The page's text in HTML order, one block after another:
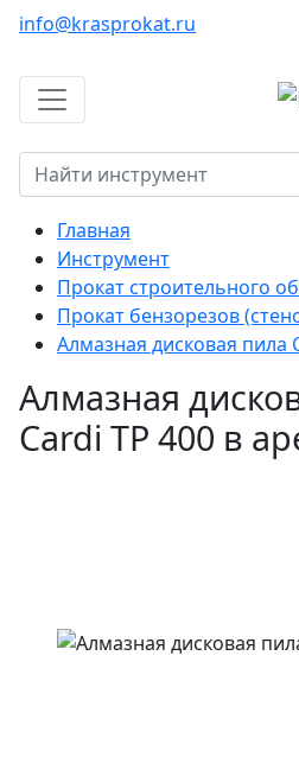
info@krasprokat.ru
Главная
Инструмент
Прокат строительного
Прокат бензорезов
Алмазная дисковая пила
Алмазная
Cardi TP 400 в